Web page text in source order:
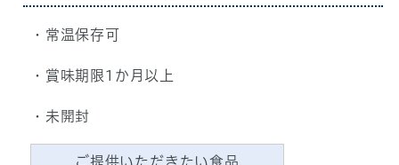
・常温保存可
・賞味期限1か月以上
・未開封
ご提供いただきたい食品